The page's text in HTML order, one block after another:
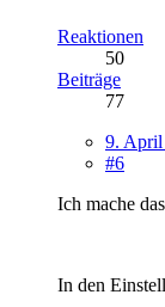
Reaktionen
50
Beiträge
77
9. April
#6
Ich mache
In den